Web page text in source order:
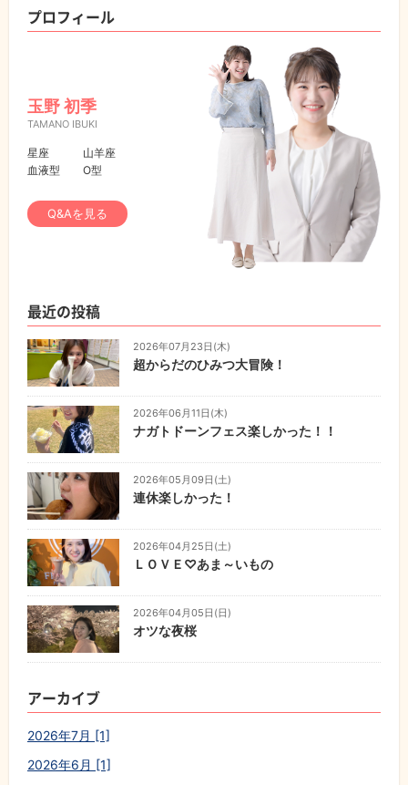
プロフィール
玉野 初季
TAMANO IBUKI
星座
山羊座
血液型
O型
Q&Aを見る
最近の投稿
2026年07月23日(木)
超からだのひみつ大冒険！
2026年06月11日(木)
ナガトドーンフェス楽しかった！！
2026年05月09日(土)
連休楽しかった！
2026年04月25日(土)
ＬＯＶＥ♡あま～いもの
2026年04月05日(日)
オツな夜桜
アーカイブ
2026年7月 [1]
2026年6月 [1]